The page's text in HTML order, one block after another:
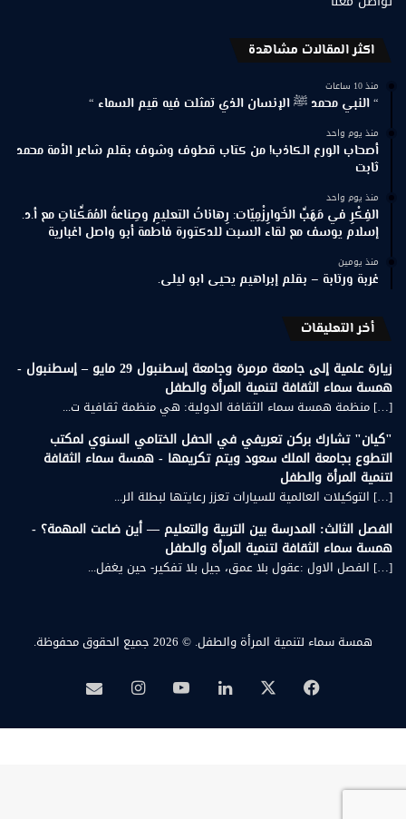
اكثر المقالات مشاهدة
منذ 10 ساعات
“ النبي محمد ﷺ الإنسان الذي تمثلت فيه قيم السماء “
منذ يوم واحد
أصحاب الورع الكاذب! من كتاب قطوف وشوف بقلم شاعر الأمة محمد
ثابت
منذ يوم واحد
الفِكْرِ في مَهَبِّ الخَوارِزْمِيّات: رِهاناتُ التعليمِ وصِناعةُ المُمَكِّناتِ مع أ.د.
إسلام يوسف مع لقاء السبت للدكتورة فاطمة أبو واصل اغبارية
منذ يومين
غربة ورتابة – بقلم إبراهيم يحيى ابو ليلى.
أخر التعليقات
زيارة علمية إلى جامعة مرمرة وجامعة إسطنبول 29 مايو – إسطنبول -
همسة سماء الثقافة لتنمية المرأة والطفل
[…] منظمة همسة سماء الثقافة الدولية: هي منظمة ثقافية ت...
"كيان" تشارك بركن تعريفي في الحفل الختامي السنوي لمكتب
التطوع بجامعة الملك سعود ويتم تكريمها - همسة سماء الثقافة
لتنمية المرأة والطفل
[…] التوكيلات العالمية للسيارات تعزز رعايتها لبطلة الر...
الفصل الثالث: المدرسة بين التربية والتعليم — أين ضاعت المهمة؟ -
همسة سماء الثقافة لتنمية المرأة والطفل
[…] الفصل الاول :عقول بلا عمق، جيل بلا تفكير- حين يغفل...
همسة سماء لتنمية المرأة والطفل. © 2026 جميع الحقوق محفوظة.
فيسبوك لينكدإن‫YouTubeانستقرامبريد
همسة